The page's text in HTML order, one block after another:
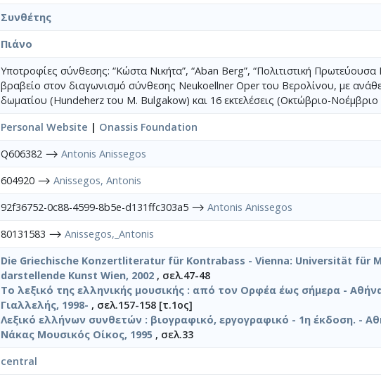
Συνθέτης
Πιάνο
Υποτροφίες σύνθεσης: “Κώστα Νικήτα”, “Aban Berg”, “Πολιτιστική Πρωτεύουσα
βραβείο στον διαγωνισμό σύνθεσης Neukoellner Oper του Βερολίνου, με
δωματίου (Hundeherz του M. Bulgakow) και 16 εκτελέσεις (Οκτώβριο-Νοέμβριο
Personal Website | Onassis Foundation
Q606382 ⟶ Antonis Anissegos
604920 ⟶ Anissegos, Antonis
92f36752-0c88-4599-8b5e-d131ffc303a5 ⟶ Antonis Anissegos
80131583 ⟶ Anissegos,_Antonis
Die Griechische Konzertliteratur für Kontrabass - Vienna: Universität für
darstellende Kunst Wien, 2002 , σελ.47-48
Το λεξικό της ελληνικής μουσικής : από τον Ορφέα έως σήμερα -
Γιαλλελής, 1998- , σελ.157-158 [τ.1ος]
Λεξικό ελλήνων συνθετών : βιογραφικό, εργογραφικό - 1η έκδοση. -
Νάκας Μουσικός Οίκος, 1995 , σελ.33
central